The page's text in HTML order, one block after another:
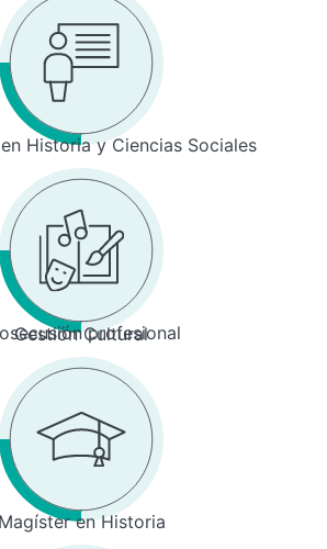
Historia y Ciencias Sociales
profesional
Gestión Cultural
Magíster en Historia